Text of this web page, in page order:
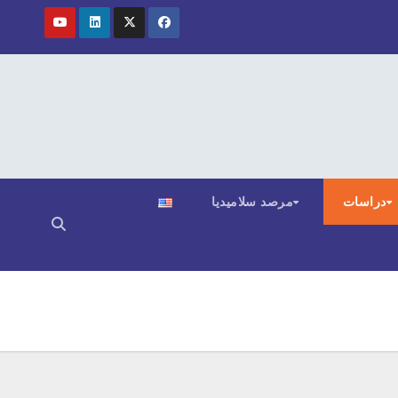
دراسات مرصد سلاميديا